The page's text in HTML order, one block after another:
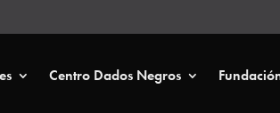
Centro Dados Negros